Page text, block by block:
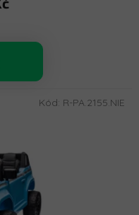
Kód: R-PA.2155.NIE